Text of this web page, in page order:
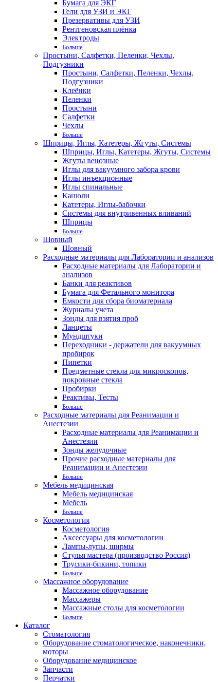
Бумага для ЭКГ
Гели для УЗИ и ЭКГ
Презервативы для УЗИ
Рентгеновская плёнка
Электроды
Больше
Простыни, Салфетки, Пеленки, Чехлы,
Подгузники
Простыни, Салфетки, Пеленки, Чехлы,
Подгузники
Клеёнки
Пеленки
Простыни
Салфетки
Чехлы
Больше
Шприцы, Иглы, Катетеры, Жгуты, Системы
Шприцы, Иглы, Катетеры, Жгуты, Системы
Жгуты венозные
Иглы для вакуумного забора крови
Иглы инъекционные
Иглы спинальные
Канюли
Катетеры, Иглы-бабочки
Системы для внутривенных вливаний
Шприцы
Больше
Шовный
Шовный
Расходные материалы для Лаборатории и анализов
Расходные материалы для Лаборатории и
анализов
Банки для реактивов
Бумага для Фетального монитора
Емкости для сбора биоматериала
Журналы учета
Зонды для взятия проб
Ланцеты
Мундштуки
Переходники - держатели для вакуумных
пробирок
Пипетки
Предметные стекла для микроскопов,
покровные стекла
Пробирки
Реактивы, Тесты
Больше
Расходные материалы для Реанимации и
Анестезии
Расходные материалы для Реанимации и
Анестезии
Зонды желудочные
Прочие расходные материалы для
Реанимации и Анестезии
Больше
Мебель медицинская
Мебель медицинская
Мебель
Больше
Косметология
Косметология
Аксессуары для косметологии
Лампы-лупы, ширмы
Стулья мастера (производство Россия)
Трусики-бикини, топики
Больше
Массажное оборудование
Массажное оборудование
Массажеры
Массажные столы для косметологии
Больше
Каталог
Стоматология
Оборудование стоматологическое, наконечники,
моторы
Оборудование медицинское
Запчасти
Перчатки